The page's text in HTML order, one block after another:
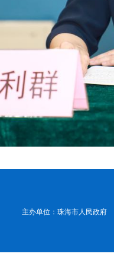
主办单位：珠海市人民政